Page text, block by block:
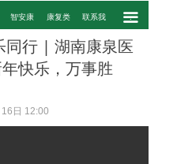
끀
智安康 康复类 联系我 .
同行 | 湖南康泉医
快乐，万事胜
日 12:00